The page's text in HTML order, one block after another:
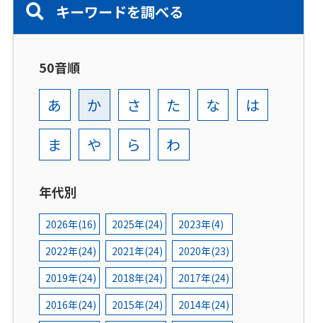
キーワードを調べる
50音順
あ か さ た な
は
ま
や ら わ
年代別
2026年(16) 2025年(24)
2023年(4)
2022年(24)
2021年(24)
2020年(23)
2019年(24)
2018年(24)
2017年(24)
2016年(24)
2015年(24)
2014年(24)